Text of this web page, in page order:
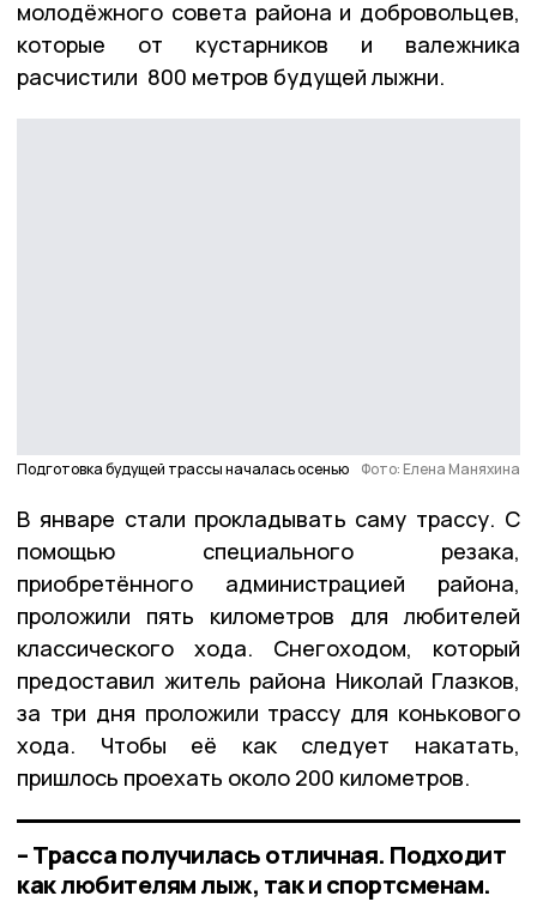
молодёжного совета района и добровольцев,
которые от кустарников и валежника
расчистили 800 метров будущей лыжни.
Подготовка будущей трассы началась осенью Фото: Елена Маняхина
В январе стали прокладывать саму трассу. С
помощью специального резака,
приобретённого администрацией района,
проложили пять километров для любителей
классического хода. Снегоходом, который
предоставил житель района Николай Глазков,
за три дня проложили трассу для конькового
хода. Чтобы её как следует накатать,
пришлось проехать около 200 километров.
– Трасса получилась отличная. Подходит
как любителям лыж, так и спортсменам.